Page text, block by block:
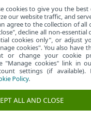
cookies to give you the best
our website traffic, and
agree to the collection of all
decline all non-essential
cookies only", or adjust
cookies". You also have
or change your cookie
"Manage cookies" link in
settings (if available).
Policy.
ALL AND CLOSE